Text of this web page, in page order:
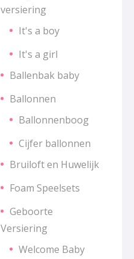
versiering
It's a boy
It's a girl
Ballenbak baby
Ballonnen
Ballonnenboog
Cijfer ballonnen
Bruiloft en Huwelijk
Foam Speelsets
Geboorte
Versiering
Welcome Baby